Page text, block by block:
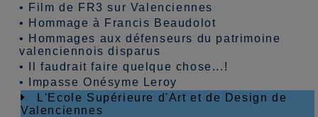
•
Film de FR3 sur Valenciennes
•
Hommage à Francis Beaudolot
•
Hommages aux défenseurs du patrimoine
valenciennois disparus
•
Il faudrait faire quelque chose...!
•
Impasse Onésyme Leroy
L'Ecole Supérieure d'Art et de Design de
Valenciennes